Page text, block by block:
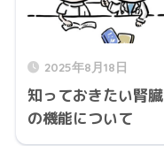
2025年8月18日
知っておきたい腎臓
の機能について